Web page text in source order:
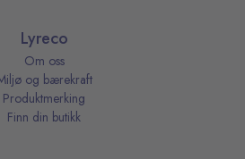
Lyreco
Om oss
og bærekraft
Produktmerking
Finn din butikk